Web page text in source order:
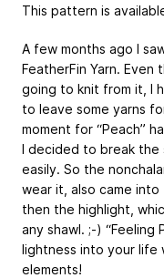
This pattern is
A few months ago I
FeatherFin Yarn. Even
going to knit from it, I
to leave some yarns
moment for “Peach”
I decided to break
easily. So the
wear it, also came
then the highlight,
any shawl. ;-) “Feeling
lightness into your life
elements!